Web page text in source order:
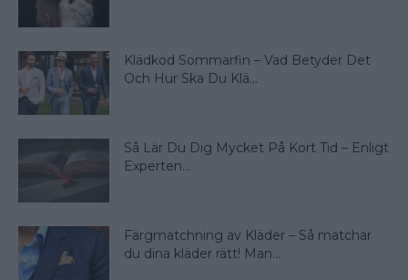
Klädkod Sommarfin – Vad Betyder Det
Och Hur Ska Du Klä...
Så Lär Du Dig Mycket På Kort Tid – Enligt
Experten...
Färgmatchning av Kläder – Så matchar
du dina kläder rätt! Man...